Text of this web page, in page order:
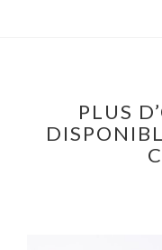
PLUS